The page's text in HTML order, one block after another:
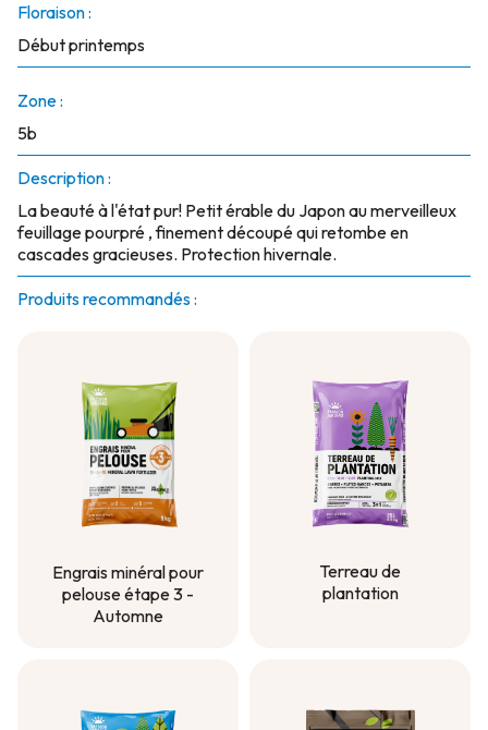
Floraison :
Début printemps
Zone :
5b
Description :
La beauté à l'état pur! Petit érable du Japon au merveilleux
feuillage pourpré , finement découpé qui retombe en
cascades gracieuses. Protection hivernale.
Produits recommandés :
Engrais minéral pour
pelouse étape 3 -
Automne
Terreau de
plantation